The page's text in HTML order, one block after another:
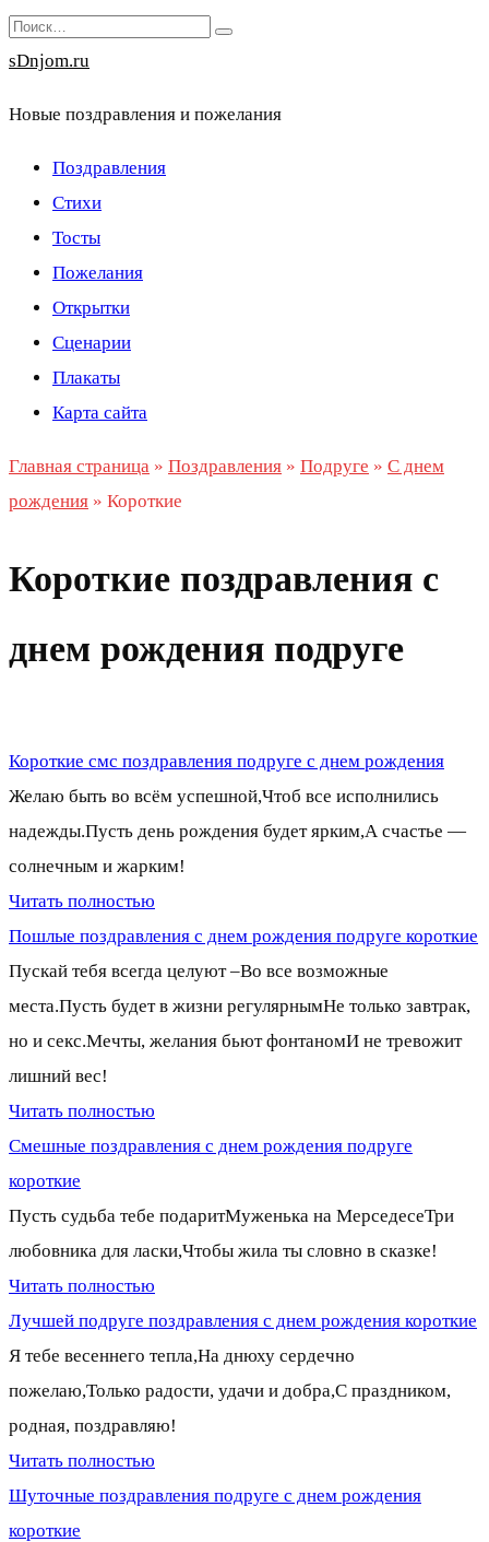
Перейти
к
Search
for:
sDnjom.ru
Новые поздравления и пожелания
Поздравления
Стихи
Тосты
Пожелания
Открытки
Сценарии
Плакаты
Карта сайта
Главная страница » Поздравления » Подруге » С днем
рождения » Короткие
Короткие поздравления с
днем рождения подруге
Короткие смс поздравления подруге с днем рождения
Желаю быть во всём успешной,Чтоб все исполнились
надежды.Пусть день рождения будет ярким,А счастье —
солнечным и жарким!
Читать полностью
Пошлые поздравления с днем рождения подруге короткие
Пускай тебя всегда целуют –Во все возможные
места.Пусть будет в жизни регулярнымНе только завтрак,
но и секс.Мечты, желания бьют фонтаномИ не тревожит
лишний вес!
Читать полностью
Смешные поздравления с днем рождения подруге
короткие
Пусть судьба тебе подаритМуженька на МерседесеТри
любовника для ласки,Чтобы жила ты словно в сказке!
Читать полностью
Лучшей подруге поздравления с днем рождения короткие
Я тебе весеннего тепла,На днюху сердечно
пожелаю,Только радости, удачи и добра,С праздником,
родная, поздравляю!
Читать полностью
Шуточные поздравления подруге с днем рождения
короткие